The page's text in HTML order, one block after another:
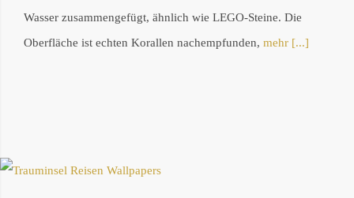
Wasser zusammengefügt, ähnlich wie LEGO-Steine. Die
Oberfläche ist echten Korallen nachempfunden, mehr [...]